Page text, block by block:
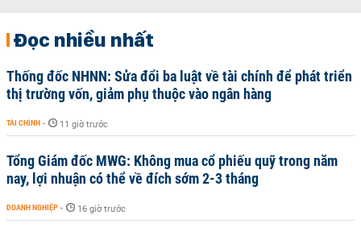
Đọc nhiều nhất
Thống đốc NHNN: Sửa đổi ba luật về tài chính để phát triển
thị trường vốn, giảm phụ thuộc vào ngân hàng
TÀI CHÍNH - 11 giờ trước
Tổng Giám đốc MWG: Không mua cổ phiếu quỹ trong năm
nay, lợi nhuận có thể về đích sớm 2-3 tháng
DOANH NGHIỆP - 16 giờ trước